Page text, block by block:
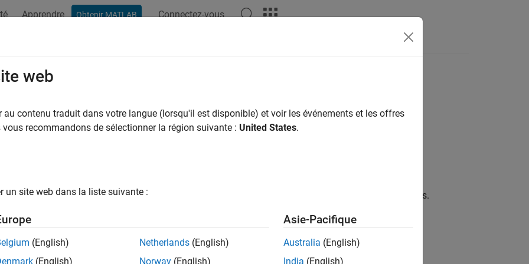
Apprendre Obtenir MATLAB Connectez-vous
file variable name modifier
suffix to add to MAT-file variable names
file variable name modifierparameter specifies the prefix or suffix to add to MAT-file variable names.
this parameter, select the MAT-file loggingparameter.
web
au contenu traduit dans votre langue (lorsqu'il est disponible) et voir les événements et les offres
vous recommandons de sélectionner la région suivante : United States.
un site web dans la liste suivante :
(English)
(English)
Netherlands (English)
Norway (English)
Asie-Pacifique
Australia (English)
India (English)